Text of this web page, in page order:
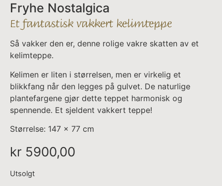
Fryhe Nostalgica
Et fantastisk vakkert kelimteppe
Så vakker den er, denne rolige vakre skatten av et
kelimteppe.
Kelimen er liten i størrelsen, men er virkelig et
blikkfang når den legges på gulvet. De naturlige
plantefargene gjør dette teppet harmonisk og
spennende. Et sjeldent vakkert teppe!
Størrelse: 147 x 77 cm
kr 5900,00
Utsolgt